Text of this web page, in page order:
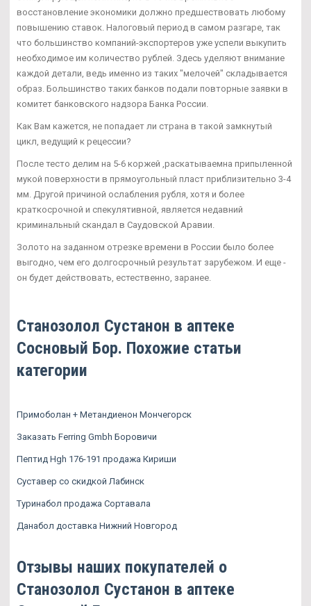
восстановление экономики должно предшествовать любому
повышению ставок. Налоговый период в самом разгаре, так
что большинство компаний-экспортеров уже успели выкупить
необходимое им количество рублей. Здесь уделяют внимание
каждой детали, ведь именно из таких "мелочей" складывается
образ. Большинство таких банков подали повторные заявки в
комитет банковского надзора Банка России.
Как Вам кажется, не попадает ли страна в такой замкнутый
цикл, ведущий к рецессии?
После тесто делим на 5-6 коржей ,раскатываемна припыленной
мукой поверхности в прямоугольный пласт приблизительно 3-4
мм. Другой причиной ослабления рубля, хотя и более
краткосрочной и спекулятивной, является недавний
криминальный скандал в Саудовской Аравии.
Золото на заданном отрезке времени в России было более
выгодно, чем его долгосрочный результат зарубежом. И еще -
он будет действовать, естественно, заранее.
Станозолол Сустанон в аптеке
Сосновый Бор. Похожие статьи
категории
Примоболан + Метандиенон Мончегорск
Заказать Ferring Gmbh Боровичи
Пептид Hgh 176-191 продажа Кириши
Суставер со скидкой Лабинск
Туринабол продажа Сортавала
Данабол доставка Нижний Новгород
Отзывы наших покупателей о
Станозолол Сустанон в аптеке